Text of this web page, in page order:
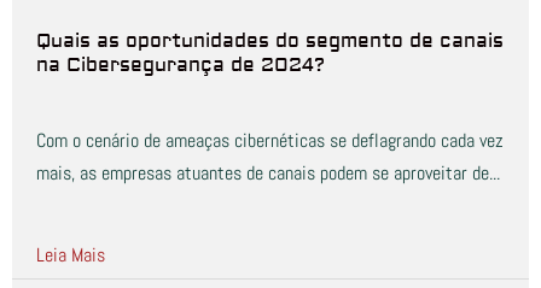
Quais as oportunidades do segmento de canais
na Cibersegurança de 2024?
Com o cenário de ameaças cibernéticas se deflagrando cada vez
mais, as empresas atuantes de canais podem se aproveitar de...
Leia Mais